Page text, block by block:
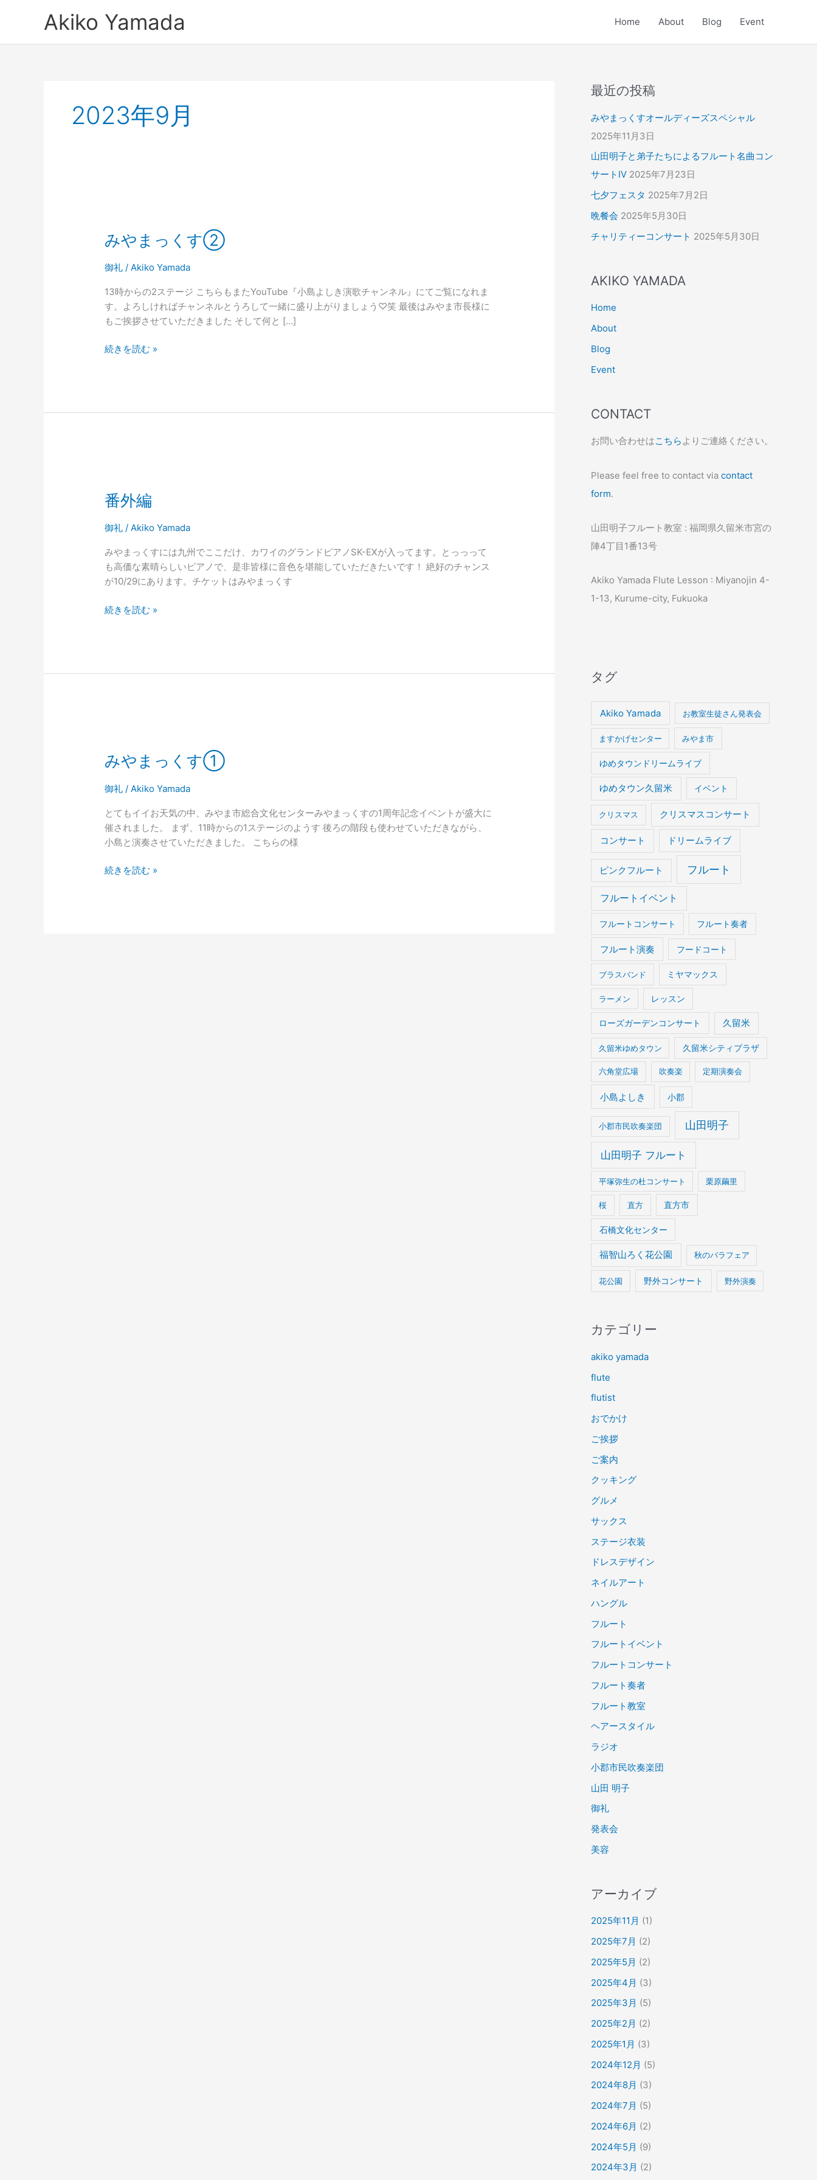
Akiko Yamada Home About Blog Event
2023年9月
みやまっくす②
御礼 / Akiko Yamada
13時からの2ステージ こちらもまたYouTube『小島よしき演歌チャンネル』にてご覧になれま
す。よろしければチャンネルとうろして一緒に盛り上がりましょう♡笑 最後はみやま市長様に
もご挨拶させていただきました そして何と […]
ま
っ
く
②
続きを読む »
番外編
御礼 /Akiko Yamada
みやまっくすには九州でここだけ、カワイのグランドピアノSK-EXが入ってます。とっっって
も高価な素晴らしいピアノで、是非皆様に音色を堪能していただきたいです！ 絶好のチャンス
が10/29にあります。チケットはみやまっくす
編
続きを読む »
みやまっくす①
御礼 / Akiko Yamada
とてもイイお天気の中、みやま市総合文化センターみやまっくすの1周年記念イベントが盛大に
催されました。 まず、11時からの1ステージのようす 後ろの階段も使わせていただきながら、
小島と演奏させていただきました。 こちらの様
ま
く
①
続きを読む »
最近の投稿
みやまっくすオールディーズスペシャル
2025年11月3日
山田明子と弟子たちによるフルート名曲コン
サートⅣ 2025年7月23日
七夕フェスタ 2025年7月2日
晩餐会 2025年5月30日
チャリティーコンサート 2025年5月30日
AKIKO YAMADA
Home
About
Blog
Event
CONTACT
お問い合わせはこちら よりご連絡ください。
Please feel free to contact via contact
form.
山田明子フルート教室 : 福岡県久留米市宮の
陣4丁目1番13号
Akiko Yamada Flute Lesson : Miyanojin 4-
1-13, Kurume-city, Fukuoka
タグ
Akiko Yamada お教室生徒さん発表会
ますかげセンター みやま市
ゆめタウンドリームライブ
ゆめタウン久留米 イベント
クリスマス クリスマスコンサート
コンサート ドリームライブ
ピンクフルート フルート
フルートイベント
フルートコンサート フルート奏者
フルート演奏 フードコート
ブラスバンド ミヤマックス
ラーメン レッスン
ローズガーデンコンサート 久留米
久留米ゆめタウン 久留米シティプラザ
六角堂広場 吹奏楽 定期演奏会
小島よしき 小郡
小郡市民吹奏楽団 山田明子
山田明子 フルート
平塚弥生の杜コンサート 栗原繭里
桜 直方 直方市
石橋文化センター
福智山ろく花公園 秋のバラフェア
花公園 野外コンサート 野外演奏
カテゴリー
akiko yamada
flute
flutist
おでかけ
ご挨拶
ご案内
クッキング
グルメ
サックス
ステージ衣装
ドレスデザイン
ネイルアート
ハングル
フルート
フルートイベント
フルートコンサート
フルート奏者
フルート教室
ヘアースタイル
ラジオ
小郡市民吹奏楽団
山田 明子
御礼
発表会
美容
アーカイブ
2025年11月 (1)
2025年7月 (2)
2025年5月 (2)
2025年4月 (3)
2025年3月 (5)
2025年2月 (2)
2025年1月 (3)
2024年12月 (5)
2024年8月 (3)
2024年7月 (5)
2024年6月 (2)
2024年5月 (9)
2024年3月 (2)